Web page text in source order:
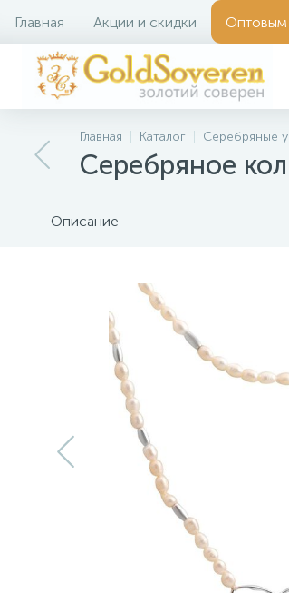
Главная Акции и скидки Оптовым
Главная Каталог Серебряные
Серебряное
Описание